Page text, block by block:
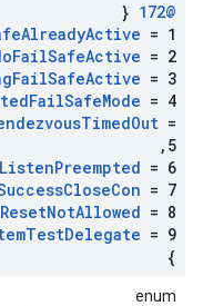
@172
{
AlreadyActive = 1
FailSafeActive = 2
FailSafeActive = 3
FailSafeMode = 4
TimedOut =
5
,
ListenPreempted = 6
CloseCon = 7
ResetNotAllowed = 8
TestDelegate = 9
}
enum